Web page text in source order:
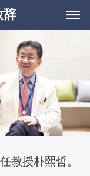
辞
教授朴熙哲。